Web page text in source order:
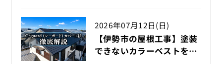
2026年07月12日(日)
【伊勢市の屋根工事】塗装
できないカラーベストを